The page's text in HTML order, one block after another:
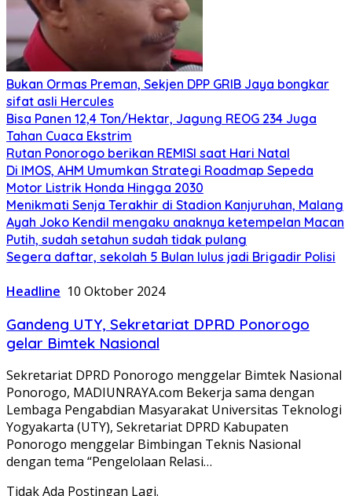
Bukan Ormas Preman, Sekjen DPP GRIB Jaya bongkar
sifat asli Hercules
Bisa Panen 12,4 Ton/Hektar, Jagung REOG 234 Juga
Tahan Cuaca Ekstrim
Rutan Ponorogo berikan REMISI saat Hari Natal
Di IMOS, AHM Umumkan Strategi Roadmap Sepeda
Motor Listrik Honda Hingga 2030
Menikmati Senja Terakhir di Stadion Kanjuruhan, Malang
Ayah Joko Kendil mengaku anaknya ketempelan Macan
Putih, sudah setahun sudah tidak pulang
Segera daftar, sekolah 5 Bulan lulus jadi Brigadir Polisi
Headline 10 Oktober 2024
Gandeng UTY, Sekretariat DPRD Ponorogo
gelar Bimtek Nasional
Sekretariat DPRD Ponorogo menggelar Bimtek Nasional
Ponorogo, MADIUNRAYA.com Bekerja sama dengan
Lembaga Pengabdian Masyarakat Universitas Teknologi
Yogyakarta (UTY), Sekretariat DPRD Kabupaten
Ponorogo menggelar Bimbingan Teknis Nasional
dengan tema “Pengelolaan Relasi…
Tidak Ada Postingan Lagi.